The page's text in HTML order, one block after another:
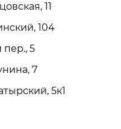
11
104
пер., 5
7
5к1